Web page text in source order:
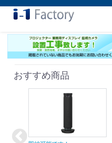
おすすめ商品